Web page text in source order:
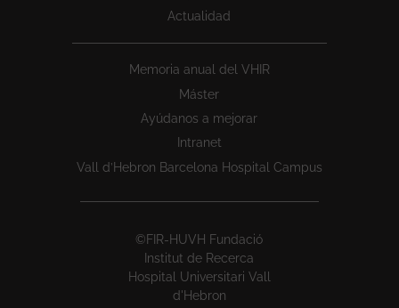
Actualidad
Memoria anual del VHIR
Máster
Ayúdanos a mejorar
Intranet
Vall d’Hebron Barcelona Hospital Campus
©FIR-HUVH Fundació
Institut de Recerca
Hospital Universitari Vall
d'Hebron